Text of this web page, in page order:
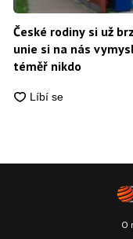
České rodiny si už
unie si na nás
téměř nikdo
O